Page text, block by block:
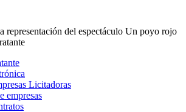
representación del espectáculo Un poyo rojo
Licitadoras
empresas